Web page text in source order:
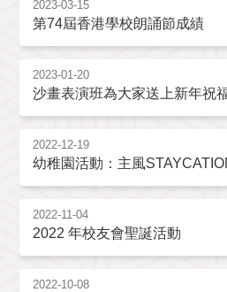
2023-03-15
第74屆香港學校朗誦節成績
2023-01-20
沙畫表演班為大家送上新年祝
2022-12-19
幼稚園活動：主風
2022-11-04
2022 年校友會聖誕活動
2022-10-08